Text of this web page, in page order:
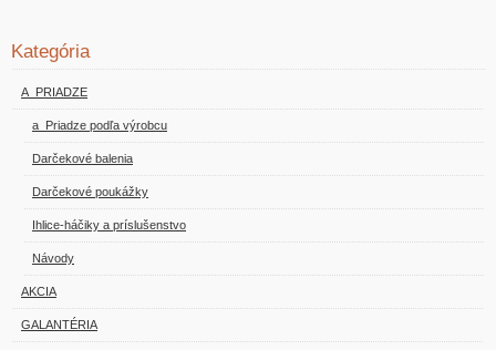
Kategória
A_PRIADZE
a_Priadze podľa výrobcu
Darčekové balenia
Darčekové poukážky
Ihlice-háčiky a príslušenstvo
Návody
AKCIA
GALANTÉRIA